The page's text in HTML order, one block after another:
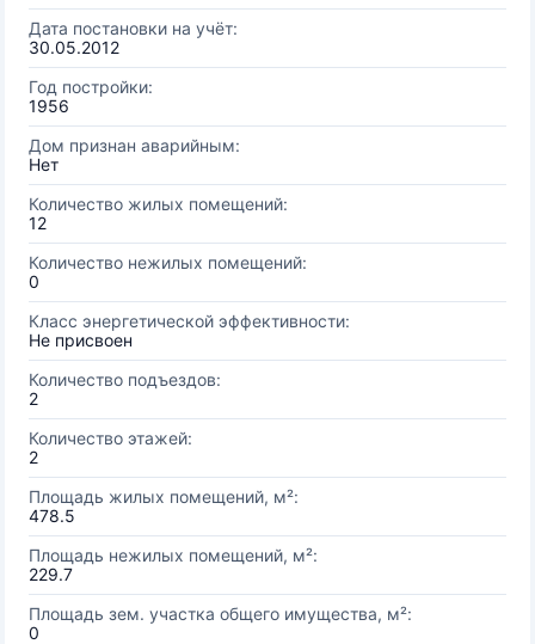
Дата постановки на учёт:
30.05.2012
Год постройки:
1956
Дом признан аварийным:
Нет
Количество жилых помещений:
12
Количество нежилых помещений:
0
Класс энергетической эффективности:
Не присвоен
Количество подъездов:
2
Количество этажей:
2
Площадь жилых помещений, м²:
478.5
Площадь нежилых помещений, м²:
229.7
Площадь зем. участка общего имущества, м²:
0